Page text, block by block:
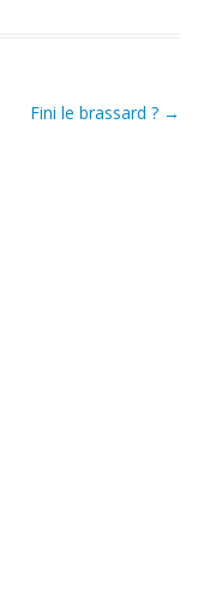
Fini le brassard ? →